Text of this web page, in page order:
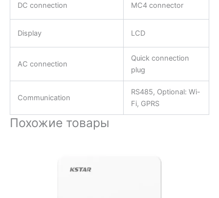
DC connection MC4 connector
Display LCD
AC connection
Quick connection
plug
Communication
RS485, Optional: Wi-
Fi, GPRS
Похожие товары